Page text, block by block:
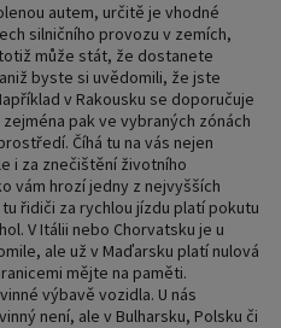
autem, určitě je vhodné
silničního provozu v zemích,
může stát, že dostanete
byste si uvědomili, že jste
v Rakousku se doporučuje
pak ve vybraných zónách
Číhá tu na vás nejen
i za znečištění životního
vám hrozí jedny z nejvyšších
řidiči za rychlou jízdu platí pokutu
V Itálii nebo Chorvatsku je u
ale už v Maďarsku platí nulová
mějte na paměti.
výbavě vozidla. U nás
není, ale v Bulharsku, Polsku či